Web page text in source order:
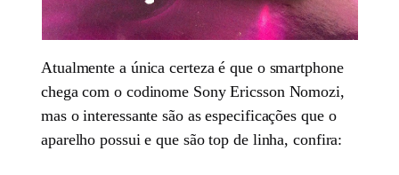
Atualmente a única certeza é que o smartphone
chega com o codinome Sony Ericsson Nomozi,
mas o interessante são as especificações que o
aparelho possui e que são top de linha, confira: